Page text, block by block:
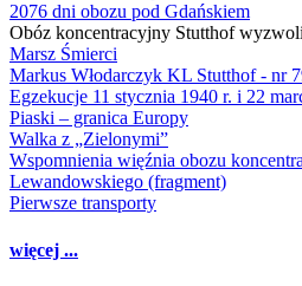
2076 dni obozu pod Gdańskiem
Obóz koncentracyjny Stutthof
Marsz Śmierci
Markus Włodarczyk KL Stutthof - nr
Egzekucje 11 stycznia 1940 r. i 22
Piaski – granica Europy
Walka z „Zielonymi”
Wspomnienia więźnia obozu
Lewandowskiego (fragment)
Pierwsze transporty
więcej ...